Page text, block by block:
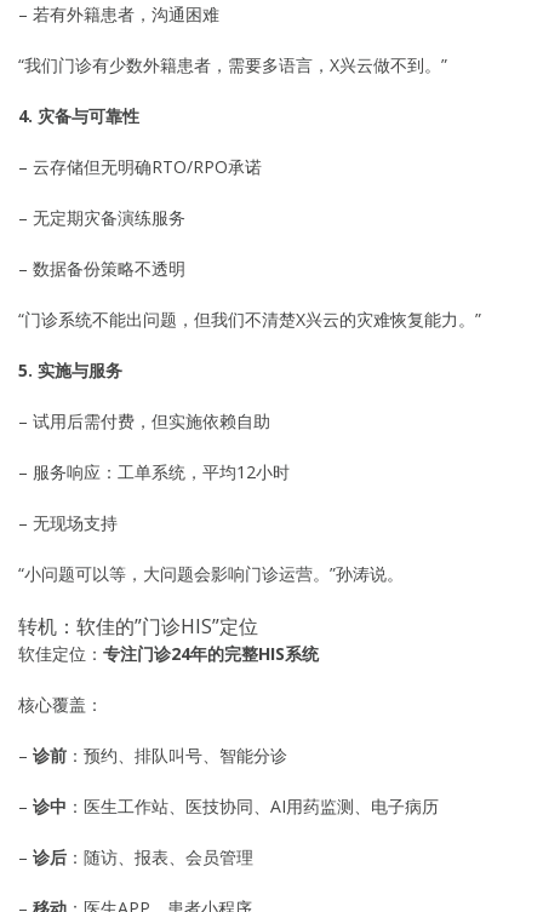
– 若有外籍患者，沟通困难
“我们门诊有少数外籍患者，需要多语言，X兴云做不到。”
4. 灾备与可靠性
– 云存储但无明确RTO/RPO承诺
– 无定期灾备演练服务
– 数据备份策略不透明
“门诊系统不能出问题，但我们不清楚X兴云的灾难恢复能力。”
5. 实施与服务
– 试用后需付费，但实施依赖自助
– 服务响应：工单系统，平均12小时
– 无现场支持
“小问题可以等，大问题会影响门诊运营。”孙涛说。
转机：软佳的”门诊HIS”定位
软佳定位： 专注门诊24年的完整HIS系统
核心覆盖：
– 诊前 ：预约、排队叫号、智能分诊
– 诊中 ：医生工作站、医技协同、AI用药监测、电子病历
– 诊后 ：随访、报表、会员管理